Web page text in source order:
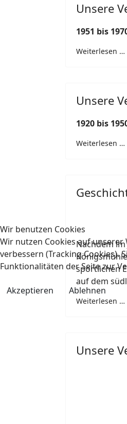
Unsere
1951 bis
Weiterlesen …
Unsere
1920 bis
Weiterlesen …
Nachdem
sportlichen
auf dem
Weiterlesen …
Unsere
Wir benutzen Cookies
Wir nutzen Cookies auf
verbessern (Tracking Cookies).
Funktionalitäten der Seite zur
Akzeptieren
Ablehnen